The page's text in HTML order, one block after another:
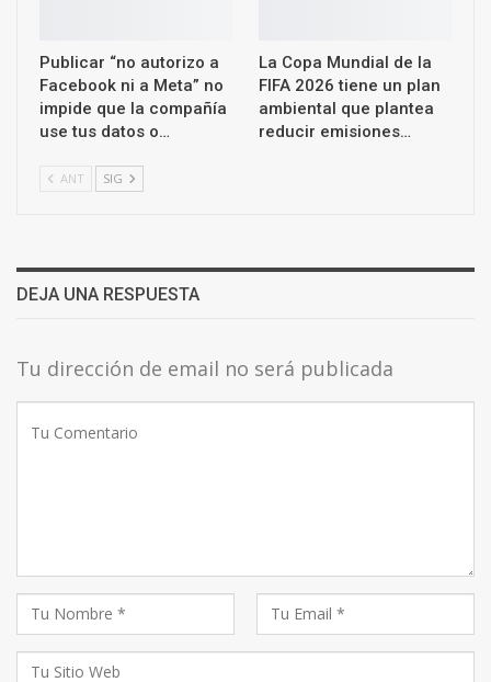
Publicar “no autorizo a
Facebook ni a Meta” no
impide que la compañía
use tus datos o…
La Copa Mundial de la
FIFA 2026 tiene un plan
ambiental que plantea
reducir emisiones…
ANT SIG
DEJA UNA RESPUESTA
Tu dirección de email no será publicada